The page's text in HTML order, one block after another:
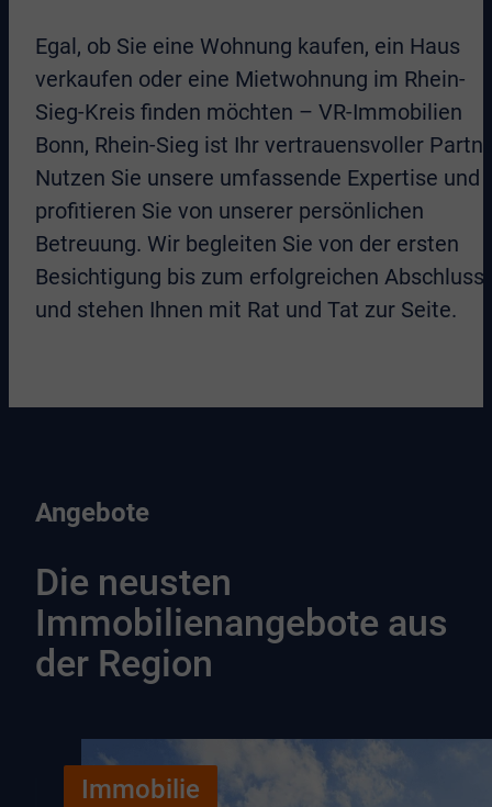
Egal, ob Sie eine Wohnung kaufen, ein Haus
verkaufen oder eine Mietwohnung im Rhein-
Sieg-Kreis finden möchten – VR-Immobilien
Bonn, Rhein-Sieg ist Ihr vertrauensvoller
Nutzen Sie unsere umfassende Expertise und
profitieren Sie von unserer persönlichen
Betreuung. Wir begleiten Sie von der ersten
Besichtigung bis zum erfolgreichen Abschluss
und stehen Ihnen mit Rat und Tat zur Seite.
Angebote
Die neusten
Immobilienangebote aus
der Region
Immobilie